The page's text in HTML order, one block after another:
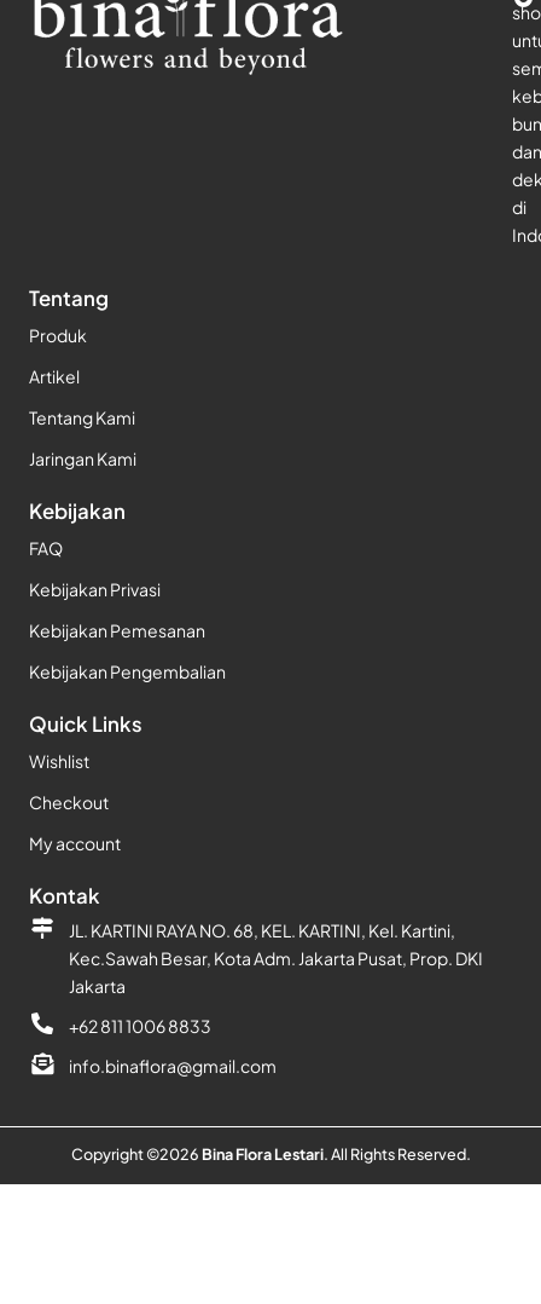
dan
di
Tentang
Produk
Artikel
Tentang Kami
Jaringan Kami
Kebijakan
FAQ
Kebijakan Privasi
Kebijakan Pemesanan
Kebijakan Pengembalian
Quick Links
Wishlist
Checkout
My account
Kontak
JL. KARTINI RAYA NO. 68, KEL. KARTINI, Kel. Kartini,
Kec.Sawah Besar, Kota Adm. Jakarta Pusat, Prop. DKI
Jakarta
+62 811 1006 8833
info.binaflora@gmail.com
Copyright ©2026 Bina Flora Lestari. All Rights Reserved.